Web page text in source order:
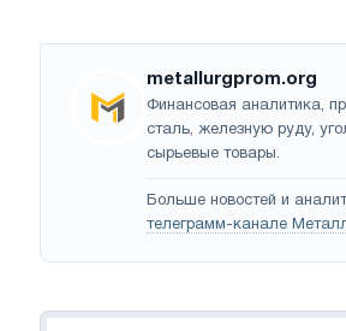
metallurgprom.org
Финансовая аналитика,
сталь, железную руду,
сырьевые товары.
Больше новостей и
телеграмм-канале